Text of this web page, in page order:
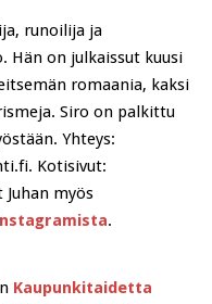
runoilija ja
Hän on julkaissut kuusi
romaania, kaksi
Siro on palkittu
Yhteys:
Kotisivut:
Juhan myös
.
Kaupunkitaidetta